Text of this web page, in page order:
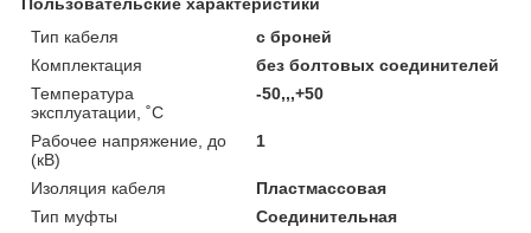
Тип кабеля
с броней
Комплектация
без болтовых соединителей
Температура
эксплуатации, ˚С
-50,,,+50
Рабочее напряжение, до
(кВ)
1
Изоляция кабеля
Пластмассовая
Тип муфты
Соединительная